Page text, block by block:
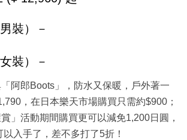
裝）－
裝）－
阿郎Boots」，防水又保暖，戶外著一
，在日本樂天市場購買只需約$900；
」活動期間購買更可以減免1,200日圓，
入手了，差不多打了5折！